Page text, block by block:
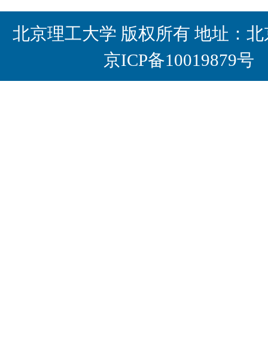
北京理工大学 版权所有 地址：
京ICP备10019879号